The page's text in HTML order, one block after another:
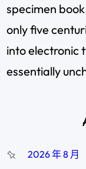
specimen
only five
into electronic
essentially
2026 年 8 月